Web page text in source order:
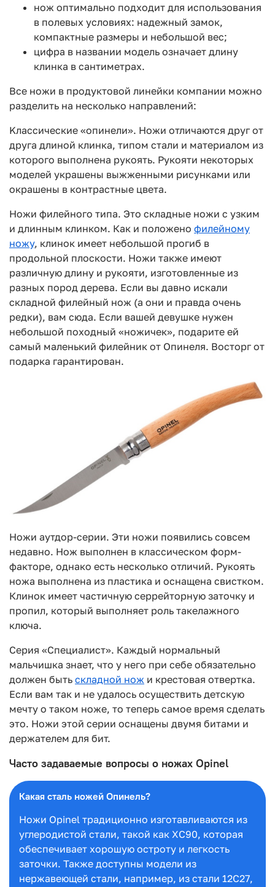
нож оптимально подходит для использования
в полевых условиях: надежный замок,
компактные размеры и небольшой вес;
цифра в названии модель означает длину
клинка в сантиметрах.
Все ножи в продуктовой линейки компании можно
разделить на несколько направлений:
Kлассические «опинели». Ножи отличаются друг от
друга длиной клинка, типом стали и материалом из
которого выполнена рукоять. Рукояти некоторых
моделей украшены выжженными рисунками или
окрашены в контрастные цвета.
Ножи филейного типа. Это складные ножи с узким
и длинным клинком. Как и положено филейному
ножу, клинок имеет небольшой прогиб в
продольной плоскости. Ножи также имеют
различную длину и рукояти, изготовленные из
разных пород дерева. Если вы давно искали
складной филейный нож (а они и правда очень
редки), вам сюда. Если вашей девушке нужен
небольшой походный «ножичек», подарите ей
самый маленький филейник от Опинеля. Восторг от
подарка гарантирован.
Ножи аутдор-серии. Эти ножи появились совсем
недавно. Нож выполнен в классическом форм-
факторе, однако есть несколько отличий. Рукоять
ножа выполнена из пластика и оснащена свистком.
Клинок имеет частичную серрейторную заточку и
пропил, который выполняет роль такелажного
ключа.
Серия «Специалист». Каждый нормальный
мальчишка знает, что у него при себе обязательно
должен быть складной нож и крестовая отвертка.
Если вам так и не удалось осуществить детскую
мечту о таком ноже, то теперь самое время сделать
это. Ножи этой серии оснащены двумя битами и
держателем для бит.
Часто задаваемые вопросы о ножах Opinel
Какая сталь ножей Опинель?
Ножи Opinel традиционно изготавливаются из
углеродистой стали, такой как XC90, которая
обеспечивает хорошую остроту и легкость
заточки. Также доступны модели из
нержавеющей стали, например, из стали 12C27,